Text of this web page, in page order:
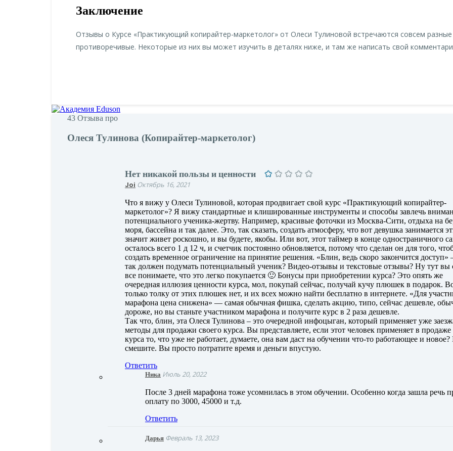
Заключение
Отзывы о Курсе «Практикующий копирайтер-маркетолог» от Олеси Тулиновой встречаются совсем
противоречивые. Некоторые из них вы может изучить в деталях ниже, и там же написать свой
43 Отзыва про
Олеся Тулинова (Копирайтер-маркетолог)
Нет никакой пользы и ценности
Joi Октябрь 16, 2021
Что я вижу у Олеси Тулиновой, которая продвигает свой курс «Практикующий копирайтер-
маркетолог»? Я вижу стандартные и клишированные инструменты и способы завлечь
потенциального ученика-жертву. Например, красивые фоточки из Москва-Сити, отдыха на
моря, бассейна и так далее. Это, так сказать, создать атмосферу, что вот девушка занимается
значит живет роскошно, и вы будете, якобы. Или вот, этот таймер в конце одностраничного
осталось всего 1 д 12 ч, и счетчик постоянно обновляется, потому что сделан он для того,
создать временное ограничение на принятие решения. «Блин, ведь скоро закончится
так должен подумать потенциальный ученик? Видео-отзывы и текстовые отзывы? Ну тут вы
все понимаете, что это легко покупается 🙂 Бонусы при приобретении курса? Это опять же
очередная иллюзия ценности курса, мол, покупай сейчас, получай кучу плюшек в подарок.
только толку от этих плюшек нет, и их всех можно найти бесплатно в интернете. «Для
марафона цена снижена» — самая обычная фишка, сделать акцию, типо, сейчас дешевле,
дороже, но вы станьте участником марафона и получите курс в 2 раза дешевле.
Так что, блин, эта Олеся Тулинова – это очередной инфоцыган, который применяет уже
методы для продажи своего курса. Вы представляете, если этот человек применяет в продаже
курса то, что уже не работает, думаете, она вам даст на обучении что-то работающее и
смешите. Вы просто потратите время и деньги впустую.
Ответить
Ника Июль 20, 2022
После 3 дней марафона тоже усомнилась в этом обучении. Особенно когда зашла речь
оплату по 3000, 45000 и т.д.
Ответить
Дарья Февраль 13, 2023